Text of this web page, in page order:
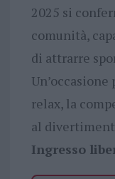
2025 si
comunità,
di attrarre
relax, la
al
Ingresso